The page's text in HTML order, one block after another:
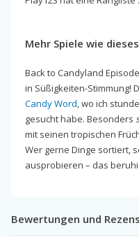
Mehr Spiele wie dieses
Back to Candyland
in Süßigkeiten-Stimmung!
Candy Word, wo ich
gesucht habe. Besonders
mit seinen tropischen
Wer gerne Dinge sortiert,
ausprobieren – das
Bewertungen und